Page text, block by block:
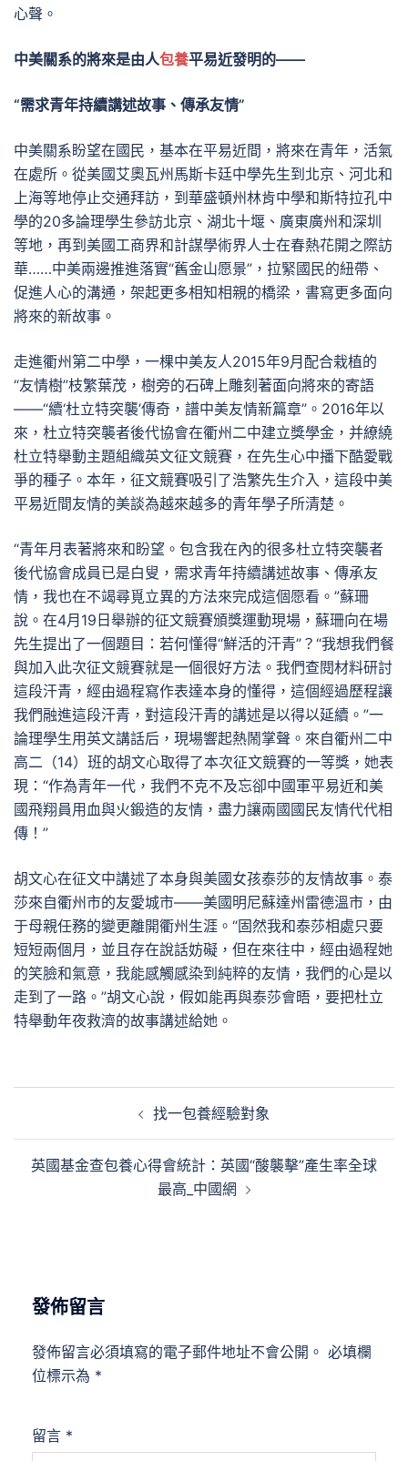
心聲。
中美關系的將來是由人包養平易近發明的——
“需求青年持續講述故事、傳承友情”
中美關系盼望在國民，基本在平易近間，將來在青年，活氣
在處所。從美國艾奧瓦州馬斯卡廷中學先生到北京、河北和
上海等地停止交通拜訪，到華盛頓州林肯中學和斯特拉孔中
學的20多論理學生參訪北京、湖北十堰、廣東廣州和深圳
等地，再到美國工商界和計謀學術界人士在春熱花開之際訪
華……中美兩邊推進落實“舊金山愿景”，拉緊國民的紐帶、
促進人心的溝通，架起更多相知相親的橋梁，書寫更多面向
將來的新故事。
走進衢州第二中學，一棵中美友人2015年9月配合栽植的
“友情樹”枝繁葉茂，樹旁的石碑上雕刻著面向將來的寄語
——“續‘杜立特突襲’傳奇，譜中美友情新篇章”。2016年以
來，杜立特突襲者後代協會在衢州二中建立獎學金，并繚繞
杜立特舉動主題組織英文征文競賽，在先生心中播下酷愛戰
爭的種子。本年，征文競賽吸引了浩繁先生介入，這段中美
平易近間友情的美談為越來越多的青年學子所清楚。
“青年月表著將來和盼望。包含我在內的很多杜立特突襲者
後代協會成員已是白叟，需求青年持續講述故事、傳承友
情，我也在不竭尋覓立異的方法來完成這個愿看。”蘇珊
說。在4月19日舉辦的征文競賽頒獎運動現場，蘇珊向在場
先生提出了一個題目：若何懂得“鮮活的汗青”？“我想我們餐
與加入此次征文競賽就是一個很好方法。我們查閱材料研討
這段汗青，經由過程寫作表達本身的懂得，這個經過歷程讓
我們融進這段汗青，對這段汗青的講述是以得以延續。”一
論理學生用英文講話后，現場響起熱鬧掌聲。來自衢州二中
高二（14）班的胡文心取得了本次征文競賽的一等獎，她表
現：“作為青年一代，我們不克不及忘卻中國軍平易近和美
國飛翔員用血與火鍛造的友情，盡力讓兩國國民友情代代相
傳！”
胡文心在征文中講述了本身與美國女孩泰莎的友情故事。泰
莎來自衢州市的友愛城市——美國明尼蘇達州雷德溫市，由
于母親任務的變更離開衢州生涯。“固然我和泰莎相處只要
短短兩個月，並且存在說話妨礙，但在來往中，經由過程她
的笑臉和氣意，我能感觸感染到純粹的友情，我們的心是以
走到了一路。”胡文心說，假如能再與泰莎會晤，要把杜立
特舉動年夜救濟的故事講述給她。
覽
找一包養經驗對象
英國基金查包養心得會統計：英國“酸襲擊”產生率全球
最高_中國網
發佈留言
發佈留言必須填寫的電子郵件地址不會公開。 必填欄
位標示為 *
留言 *